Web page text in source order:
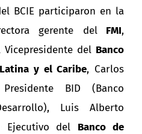
BCIE participaron en la
gerente delFMI,
del Banco
y el Caribe, Carlos
BID (Banco
Luis Alberto
Ejecutivo del Banco de